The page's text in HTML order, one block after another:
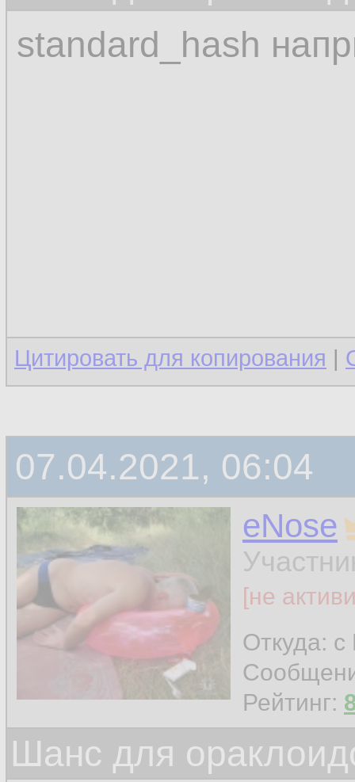
standard_hash
Цитировать для копирования |
07.04.2021, 06:04
eNose
[не
Откуда: с
Рейтинг:
Шанс для